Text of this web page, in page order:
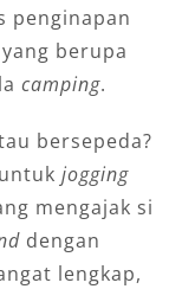
penginapan
berupa
camping.
bersepeda?
jogging
mengajak si
dengan
lengkap,